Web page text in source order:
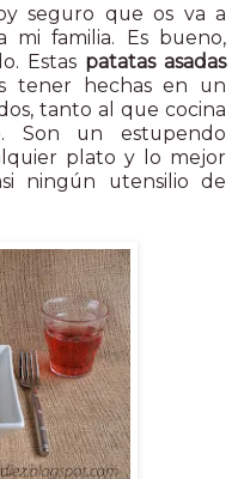
seguro que os va a
familia. Es bueno,
Estas patatas asadas
tener hechas en un
tanto al que cocina
Son un estupendo
plato y lo mejor
ningún utensilio de